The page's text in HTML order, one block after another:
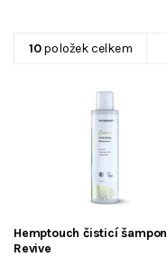
10položek celkem
Hemptouch čisticí šampon
Revive